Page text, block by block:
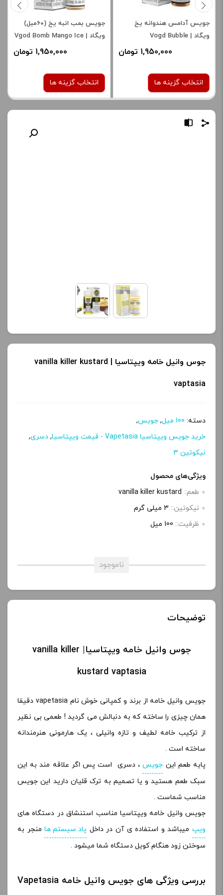
جویس آدامس هندوانه یخ
ویگاد | Vogd Bubble
Watermelon Iced Juice
1,950,000 تومان
انتخاب گزینه ها
- +
افزودن به سبد خرید
جویس بمب انبه یخ (60میل)
ویگاد | Vgod Bomb Mango Ice
1,950,000 تومان
انتخاب گزینه ها
تمامی قیمت ها بروز
هستند.
- +
افزودن به سبد خرید
جوس وانیل خامه ویپتاسیا | vanilla killer kustard
vaptasia
دسته: 100 میل , جویس,
خرید جویس ویپتاسیا Vapetasia - قیمت ویپتاسیا
, دسری,
نیکوتین 3
ویژگی‌های محصول
طعم:: vanilla killer kustard
نیکوتین:: 3 میلی گرم
ظرفیت:: 100 میل
ناموجود
توضیحات
جوس وانیل خامه ویپتاسیا| vanilla killer
kustard vaptasia
جویس وانیل خامه از برند و کمپانی خوش نام vapetasia دقیقا
همان چیزی را ساخته که به دنبالش می گردید ! طعمی بی نظیر
از ترکیب خامه لطیف و تازه وانیلی ، یک هارمونی هنرمندانه
ساخته است .
پایه طعم این جویس، دسری است پس اگر علاقه مند به این
سبک طعم هستید و یا تصمیم به ترک قلیان دارید این جویس
مناسب شماست .
جویس وانیل خامه ویپتاسیا مناسب استنشاق در دستگاه های
ویپمیباشد و استفاده ی آن در داخل پاد سیستم هامنجر به
سوختن زود هنگام کویل دستگاه شما میشود .
بررسی ویژگی های جویس وانیل خامه Vapetasia